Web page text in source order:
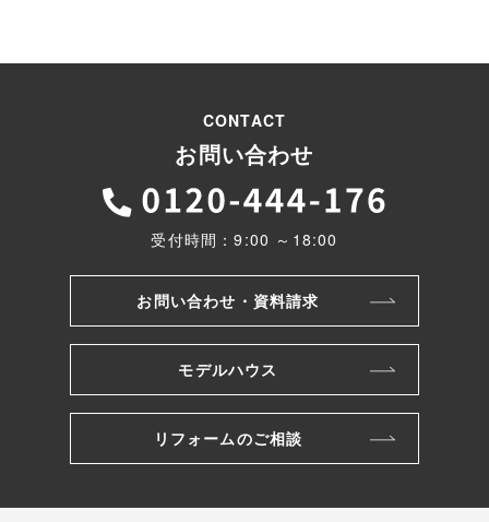
CONTACT
お問い合わせ
受付時間：9:00 ～18:00
お問い合わせ・資料請求
モデルハウス
リフォームのご相談